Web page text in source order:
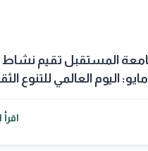
كلية التربية في جامعة المستقبل تقيم نشاط
توعوي ثقافي 21 مايو: اليوم العالمي للتنوع
اقرأ